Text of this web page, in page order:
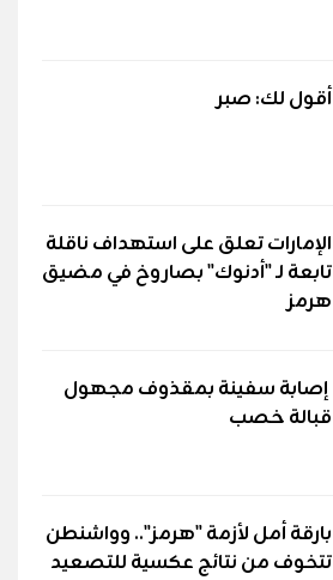
أقول لك: صبر
الإمارات تعلق على استهداف ناقلة
تابعة لـ "أدنوك" بصاروخ في مضيق
هرمز
إصابة سفينة بمقذوف مجهول
قبالة خصب
بارقة أمل لأزمة "هرمز".. وواشنطن
تتخوف من نتائج عكسية للتصعيد